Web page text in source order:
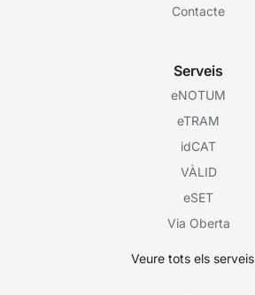
Contacte
Serveis
eNOTUM
eTRAM
idCAT
VÀLID
eSET
Via Oberta
Veure tots els serveis